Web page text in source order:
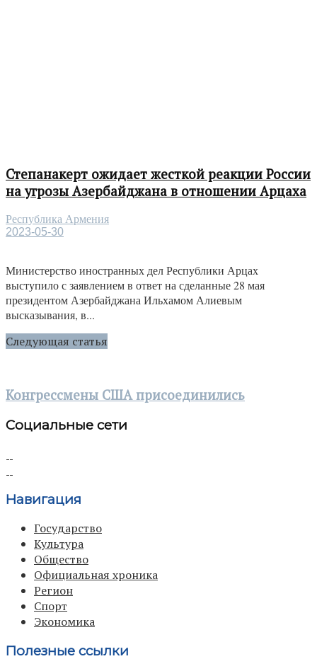
Степанакерт ожидает жесткой реакции России
на угрозы Азербайджана в отношении Арцаха
Республика Армения
2023-05-30
Министерство иностранных дел Республики Арцах
выступило с заявлением в ответ на сделанные 28 мая
президентом Азербайджана Ильхамом Алиевым
высказывания, в...
Следующая статья
Конгрессмены США присоединились
Социальные сети
Навигация
Государство
Культура
Общество
Официальная хроника
Регион
Спорт
Экономика
Полезные ссылки